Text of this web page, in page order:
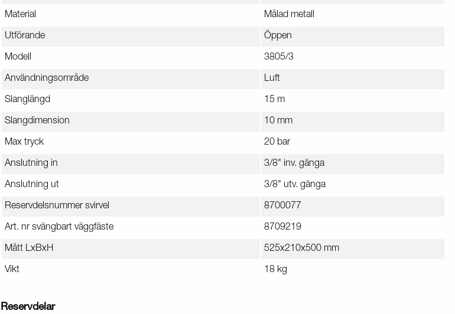
Material Målad metall
Utförande Öppen
Modell 3805/3
Användningsområde Luft
Slanglängd 15 m
Slangdimension 10 mm
Max tryck 20 bar
Anslutning in 3/8" inv. gänga
Anslutning ut 3/8" utv. gänga
Reservdelsnummer svirvel 8700077
Art. nr svängbart väggfäste 8709219
Mått LxBxH 525x210x500 mm
Vikt 18 kg
Reservdelar